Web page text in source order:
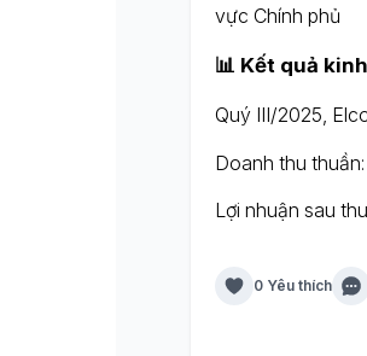
vực Chính phủ
📊 Kết quả
Quý III/2025,
Doanh thu
Lợi nhuận sau
0 Yêu thích